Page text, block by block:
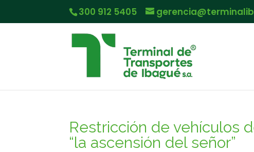
300 912 5405
Restricción de vehículos
“la ascensión del señor”